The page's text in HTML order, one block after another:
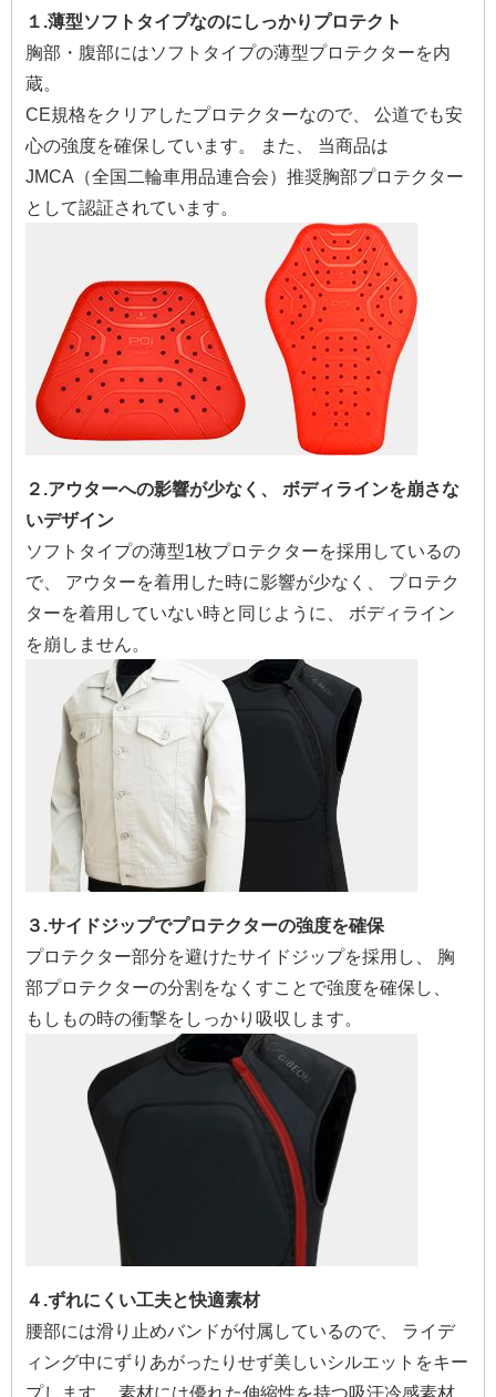
１.薄型ソフトタイプなのにしっかりプロテクト
胸部・腹部にはソフトタイプの薄型プロテクターを内
蔵。
CE規格をクリアしたプロテクターなので、 公道でも安
心の強度を確保しています。 また、 当商品は
JMCA（全国二輪車用品連合会）推奨胸部プロテクター
として認証されています。
２.アウターへの影響が少なく、 ボディラインを崩さな
いデザイン
ソフトタイプの薄型1枚プロテクターを採用しているの
で、 アウターを着用した時に影響が少なく、 プロテク
ターを着用していない時と同じように、 ボディライン
を崩しません。
３.サイドジップでプロテクターの強度を確保
プロテクター部分を避けたサイドジップを採用し、 胸
部プロテクターの分割をなくすことで強度を確保し、
もしもの時の衝撃をしっかり吸収します。
４.ずれにくい工夫と快適素材
腰部には滑り止めバンドが付属しているので、 ライデ
ィング中にずりあがったりせず美しいシルエットをキー
プします。 素材には優れた伸縮性を持つ吸汗冷感素材